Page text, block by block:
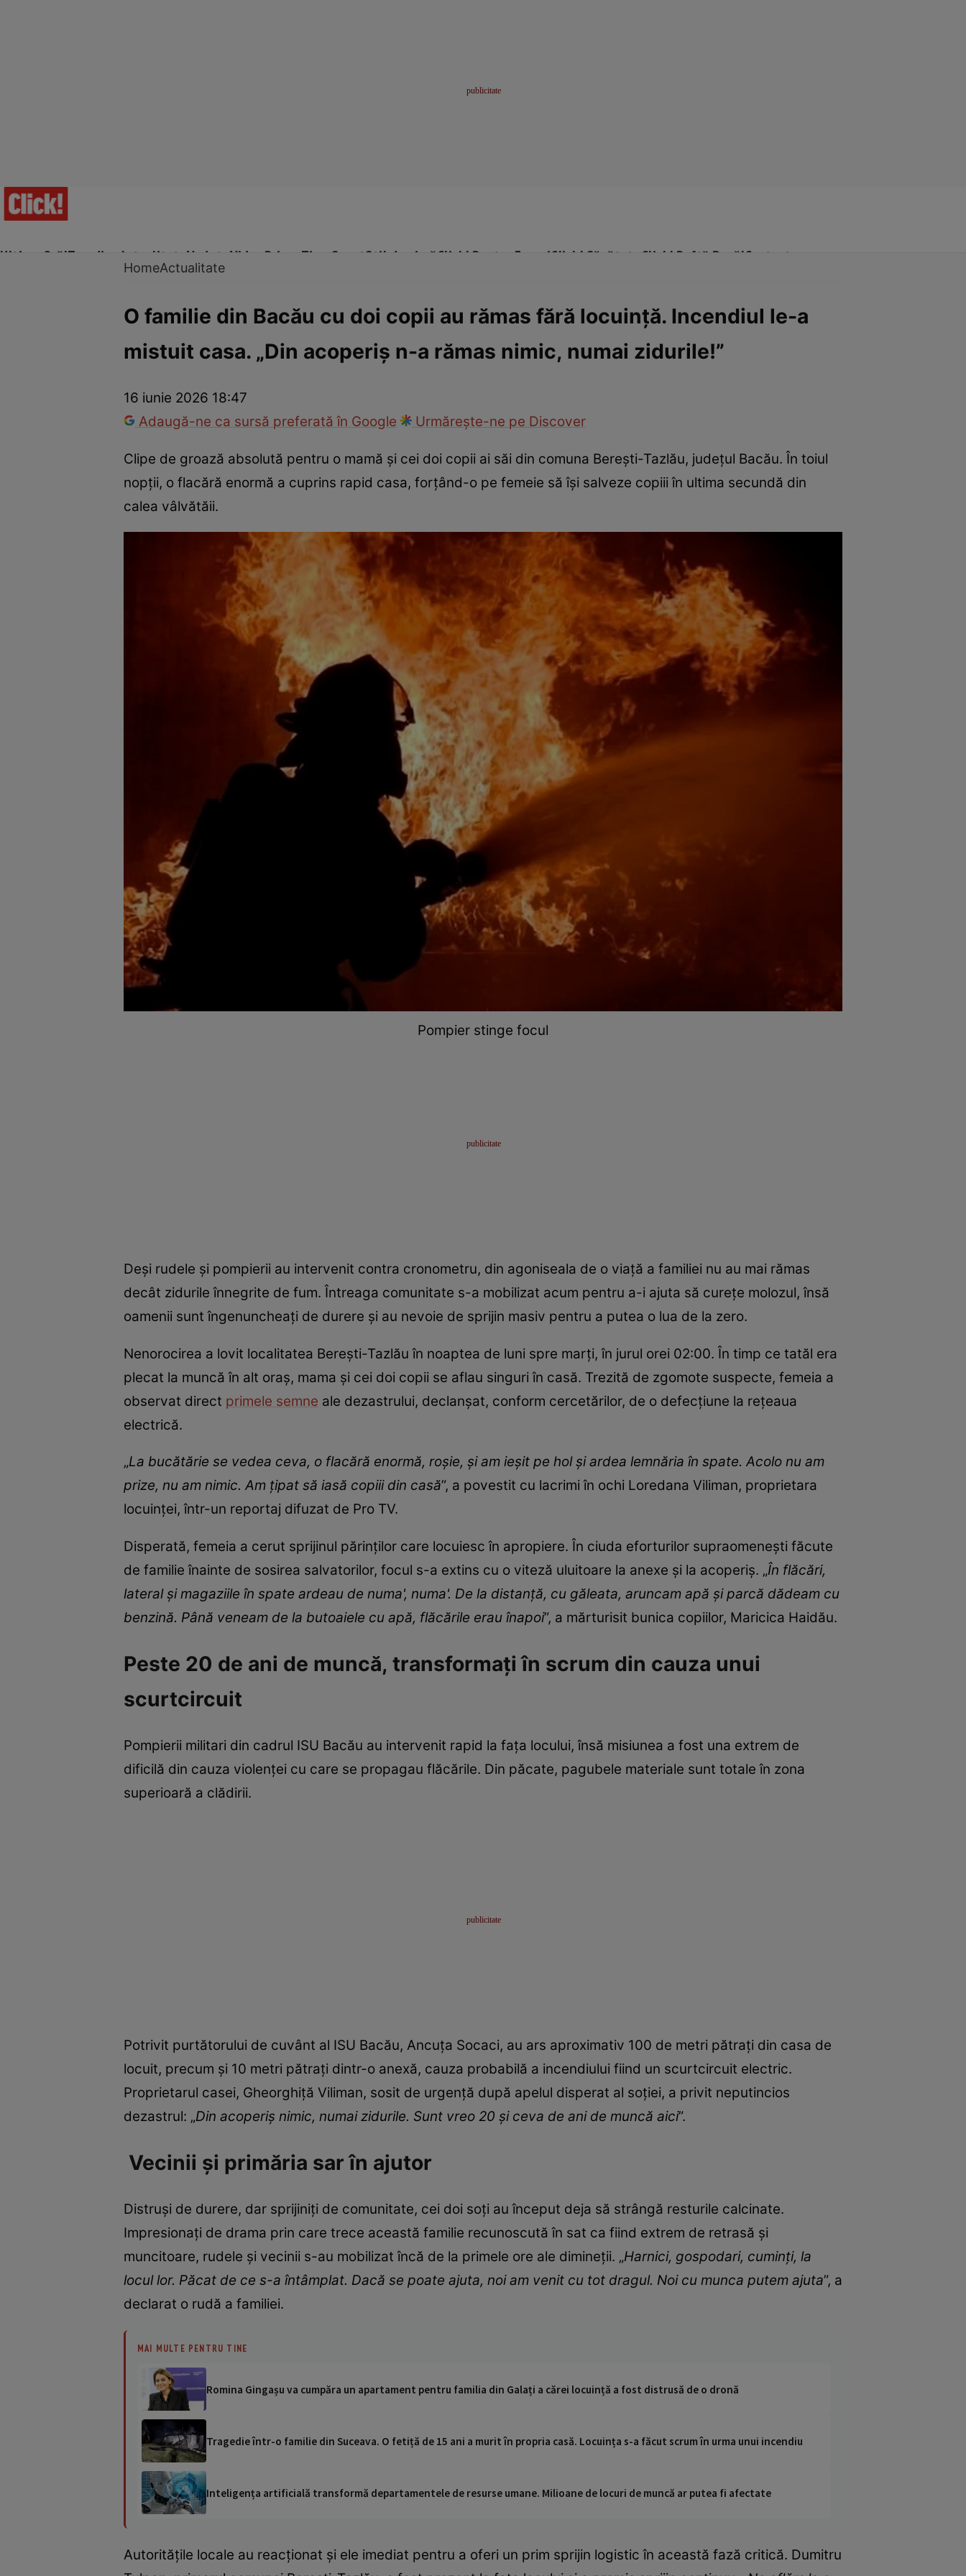
Ultima Oră!Trending Actualitate Vedete Video Prime Time SportStil de viațăClick! Pentru FemeiClick! Sănătate Click! Poftă Bună!Contact
Internațional Fapt diversTehnologieNaționalSport
HomeActualitate
O familie din Bacău cu doi copii au rămas fără locuință. Incendiul le-a
mistuit casa. „Din acoperiș n-a rămas nimic, numai zidurile!”
16 iunie 2026 18:47
Adaugă-ne ca sursă preferată în Google
Urmărește-ne pe Discover
Clipe de groază absolută pentru o mamă și cei doi copii ai săi din comuna Berești-Tazlău, județul Bacău. În toiul
nopții, o flacără enormă a cuprins rapid casa, forțând-o pe femeie să își salveze copiii în ultima secundă din
calea vâlvătăii.
Pompier stinge focul
Deși rudele și pompierii au intervenit contra cronometru, din agoniseala de o viață a familiei nu au mai rămas
decât zidurile înnegrite de fum. Întreaga comunitate s-a mobilizat acum pentru a-i ajuta să curețe molozul, însă
oamenii sunt îngenuncheați de durere și au nevoie de sprijin masiv pentru a putea o lua de la zero.
Nenorocirea a lovit localitatea Berești-Tazlău în noaptea de luni spre marți, în jurul orei 02:00. În timp ce tatăl era
plecat la muncă în alt oraș, mama și cei doi copii se aflau singuri în casă. Trezită de zgomote suspecte, femeia a
observat direct primele semne ale dezastrului, declanșat, conform cercetărilor, de o defecțiune la rețeaua
electrică.
„La bucătărie se vedea ceva, o flacără enormă, roşie, şi am ieşit pe hol şi ardea lemnăria în spate. Acolo nu am
prize, nu am nimic. Am ţipat să iasă copiii din casă”, a povestit cu lacrimi în ochi Loredana Viliman, proprietara
locuinței, într-un reportaj difuzat de Pro TV.
Disperată, femeia a cerut sprijinul părinților care locuiesc în apropiere. În ciuda eforturilor supraomenești făcute
de familie înainte de sosirea salvatorilor, focul s-a extins cu o viteză uluitoare la anexe și la acoperiș. „În flăcări,
lateral şi magaziile în spate ardeau de numa', numa'. De la distanţă, cu găleata, aruncam apă şi parcă dădeam cu
benzină. Până veneam de la butoaiele cu apă, flăcările erau înapoi”, a mărturisit bunica copiilor, Maricica Haidău.
Peste 20 de ani de muncă, transformați în scrum din cauza unui
scurtcircuit
Pompierii militari din cadrul ISU Bacău au intervenit rapid la fața locului, însă misiunea a fost una extrem de
dificilă din cauza violenței cu care se propagau flăcările. Din păcate, pagubele materiale sunt totale în zona
superioară a clădirii.
Potrivit purtătorului de cuvânt al ISU Bacău, Ancuța Socaci, au ars aproximativ 100 de metri pătrați din casa de
locuit, precum și 10 metri pătrați dintr-o anexă, cauza probabilă a incendiului fiind un scurtcircuit electric.
Proprietarul casei, Gheorghiță Viliman, sosit de urgență după apelul disperat al soției, a privit neputincios
dezastrul: „Din acoperiş nimic, numai zidurile. Sunt vreo 20 şi ceva de ani de muncă aici”.
Vecinii și primăria sar în ajutor
Distruși de durere, dar sprijiniți de comunitate, cei doi soți au început deja să strângă resturile calcinate.
Impresionați de drama prin care trece această familie recunoscută în sat ca fiind extrem de retrasă și
muncitoare, rudele și vecinii s-au mobilizat încă de la primele ore ale dimineții. „Harnici, gospodari, cuminţi, la
locul lor. Păcat de ce s-a întâmplat. Dacă se poate ajuta, noi am venit cu tot dragul. Noi cu munca putem ajuta”, a
declarat o rudă a familiei.
MAI MULTE PENTRU TINE
Romina Gingașu va cumpăra un apartament pentru familia din Galați a cărei locuință a fost distrusă de o dronă
Tragedie într-o familie din Suceava. O fetiță de 15 ani a murit în propria casă. Locuința s-a făcut scrum în urma unui incendiu
Inteligența artificială transformă departamentele de resurse umane. Milioane de locuri de muncă ar putea fi afectate
Autoritățile locale au reacționat și ele imediat pentru a oferi un prim sprijin logistic în această fază critică. Dumitru